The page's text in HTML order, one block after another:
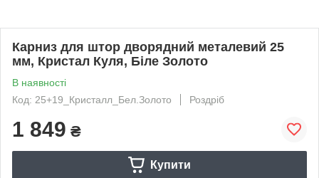
Карниз для штор дворядний металевий 25
мм, Кристал Куля, Біле Золото
В наявності
Код: 25+19_Кристалл_Бел.Золото
Роздріб
1 849 ₴
Купити